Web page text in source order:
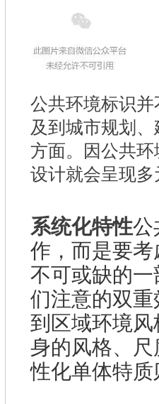
公共环境标识
及到城市规划
方面。因公共
设计就会呈现
系统化特性公
作，而是要
不可或缺的
们注意的双
到区域环境
身的风格、
性化单体特